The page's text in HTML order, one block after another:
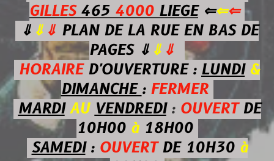
GILLES 465 4000 LIEGE ⇐⇐⇐
⇓ ⇓ ⇓ PLAN DE LA RUE EN BAS DE
PAGES ⇓ ⇓ ⇓
HORAIRE D'OUVERTURE : LUNDI &
DIMANCHE : FERMER
MARDI AU VENDREDI: OUVERTDE
10H00 à18H00
SAMEDI: OUVERT DE 10H30 à